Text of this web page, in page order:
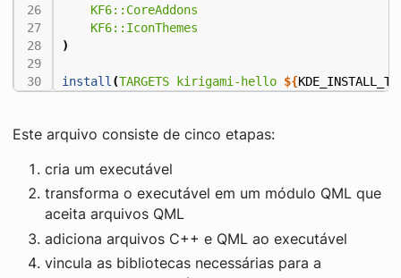
KF6::CoreAddons
KF6::IconThemes
)
install (TARGETS kirigami-hello ${
Este arquivo consiste de cinco etapas:
cria um executável
transforma o executável em um módulo QML que
aceita arquivos QML
adiciona arquivos C++ e QML ao executável
vincula as bibliotecas necessárias para a